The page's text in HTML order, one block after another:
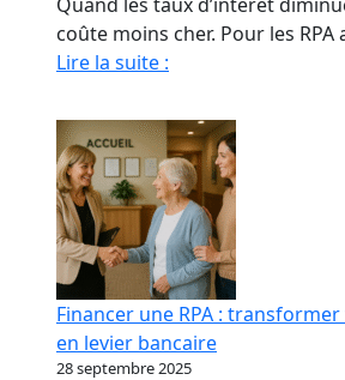
coûte moins cher. Pour les RPA
Lire la suite :
Baisse
Des
Taux
Relance
le
marché
immobilier
des
RPA
Financer une RPA :
en levier bancaire
28 septembre 2025